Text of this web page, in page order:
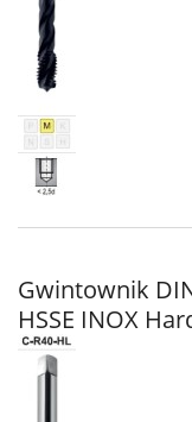
Gwintownik
HSSE INOX